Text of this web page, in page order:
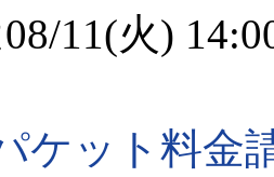
11(火)
ケット料金